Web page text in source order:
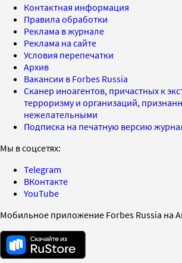
Контактная информация
Правила обработки
Реклама в журнале
Реклама на сайте
Условия перепечатки
Архив
Вакансии в Forbes Russia
Сканер иноагентов, причастных к
терроризму и организаций,
нежелательными
Подписка на печатную версию
Мы в соцсетях:
Telegram
ВКонтакте
YouTube
Мобильное приложение Forbes Russia на